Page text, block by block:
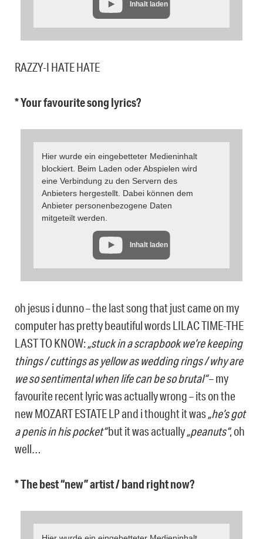
Inhalt laden
RAZZY-I HATE HATE
* Your favourite song lyrics?
Hier wurde ein eingebetteter Medieninhalt
blockiert. Beim Laden oder Abspielen wird
eine Verbindung zu den Servern des
Anbieters hergestellt. Dabei können dem
Anbieter personenbezogene Daten
mitgeteilt werden.
Inhalt laden
oh jesus i dunno – the last song that just came on my
computer has pretty beautiful words LILAC TIME-THE
LAST TO KNOW:„stuck in a scrapbook we’re keeping
things / cuttings as yellow as wedding rings / why are
we so sentimental when life can be so brutal“– my
favourite recent lyric was actually wrong – its on the
new MOZART ESTATE LP and i thought it was„he’s got
a penis in his pocket“but it was actually„peanuts“, oh
well…
* The best “new” artist / band right now?